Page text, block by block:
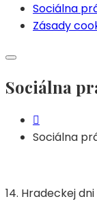
Sociálna
Zásady
Sociálna
Sociálna
14. Hradeckej